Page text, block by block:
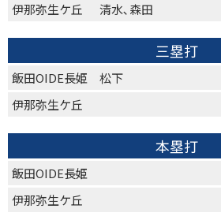
伊那弥生ケ丘
清水､森田
三塁打
飯田OIDE長姫
松下
伊那弥生ケ丘
本塁打
飯田OIDE長姫
伊那弥生ケ丘